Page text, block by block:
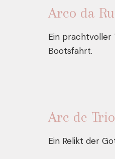
Arco da
Ein prachtvoller
Bootsfahrt.
Arc de
Ein Relikt der